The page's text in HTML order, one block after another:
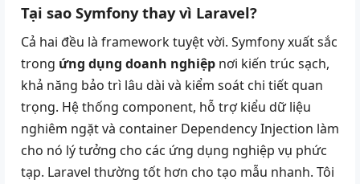
Tại sao Symfony thay vì Laravel?
Cả hai đều là framework tuyệt vời. Symfony xuất sắc
trong ứng dụng doanh nghiệp nơi kiến trúc sạch,
khả năng bảo trì lâu dài và kiểm soát chi tiết quan
trọng. Hệ thống component, hỗ trợ kiểu dữ liệu
nghiêm ngặt và container Dependency Injection làm
cho nó lý tưởng cho các ứng dụng nghiệp vụ phức
tạp. Laravel thường tốt hơn cho tạo mẫu nhanh. Tôi